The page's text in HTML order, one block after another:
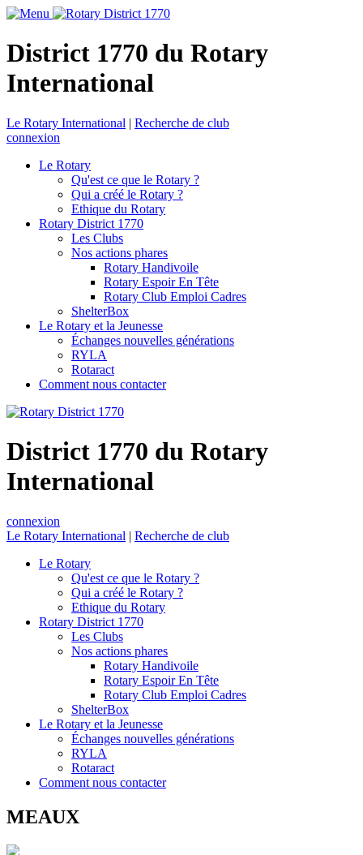
District 1770 du Rotary
International
Le Rotary International | Recherche de club
connexion
Le Rotary
Qu'est ce que le Rotary ?
Qui a créé le Rotary ?
Ethique du Rotary
Rotary District 1770
Les Clubs
Nos actions phares
Rotary Handivoile
Rotary Espoir En Tête
Rotary Club Emploi Cadres
ShelterBox
Le Rotary et la Jeunesse
Échanges nouvelles générations
RYLA
Rotaract
Comment nous contacter
District 1770 du Rotary
International
connexion
Le Rotary International | Recherche de club
Le Rotary
Qu'est ce que le Rotary ?
Qui a créé le Rotary ?
Ethique du Rotary
Rotary District 1770
Les Clubs
Nos actions phares
Rotary Handivoile
Rotary Espoir En Tête
Rotary Club Emploi Cadres
ShelterBox
Le Rotary et la Jeunesse
Échanges nouvelles générations
RYLA
Rotaract
Comment nous contacter
MEAUX